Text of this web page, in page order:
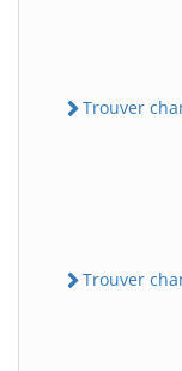
Trouver
Trouver